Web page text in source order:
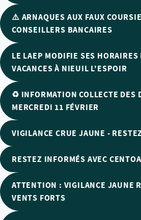
⚠️ ARNAQUES AUX FAUX
CONSEILLERS BANCAIRES
LE LAEP MODIFIE SES
VACANCES À NIEUIL L'ESPOIR
♻️ INFORMATION COLLECTE DES
MERCREDI 11 FÉVRIER
VIGILANCE CRUE JAUNE -
RESTEZ INFORMÉS AVEC
ATTENTION : VIGILANCE JAUNE
VENTS FORTS